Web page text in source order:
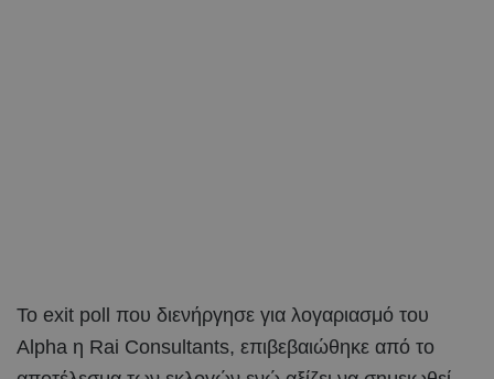
Το exit poll που διενήργησε για λογαριασμό του
Alpha η Rai Consultants, επιβεβαιώθηκε από το